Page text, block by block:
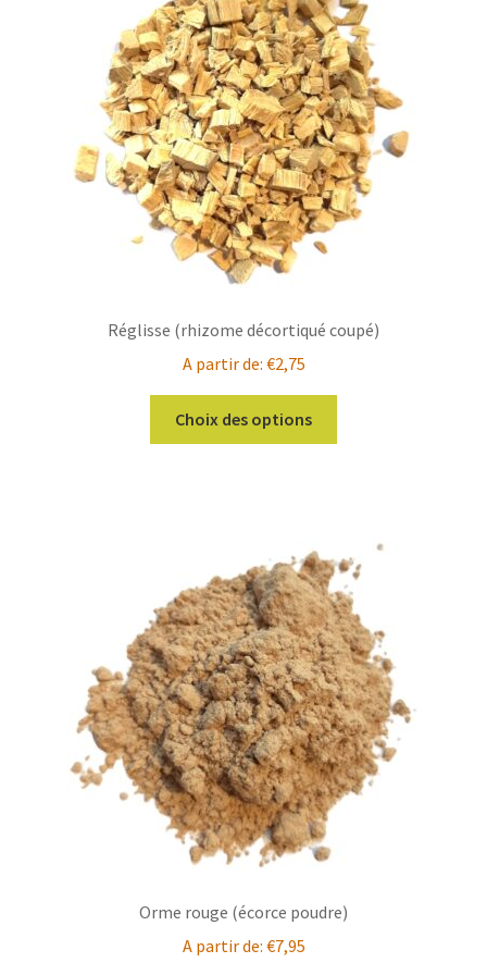
peuvent
être
choisies
sur
la
page
du
produit
Réglisse (rhizome décortiqué coupé)
A partir de: €2,75
Choix des options
options
peuvent
être
choisies
sur
la
page
du
produit
Orme rouge (écorce poudre)
A partir de: €7,95